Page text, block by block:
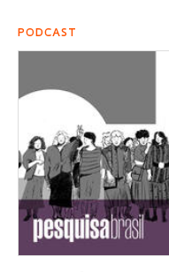
PODCAST